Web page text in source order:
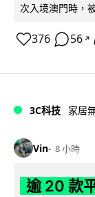
次入境澳門時，
376 56 ↗
3C科技 家居
Vin 8 小時
逾 20 款